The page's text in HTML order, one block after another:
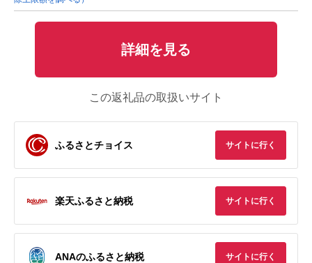
詳細を見る
この返礼品の取扱いサイト
ふるさとチョイス サイトに行く
楽天ふるさと納税 サイトに行く
ANAのふるさと納税 サイトに行く